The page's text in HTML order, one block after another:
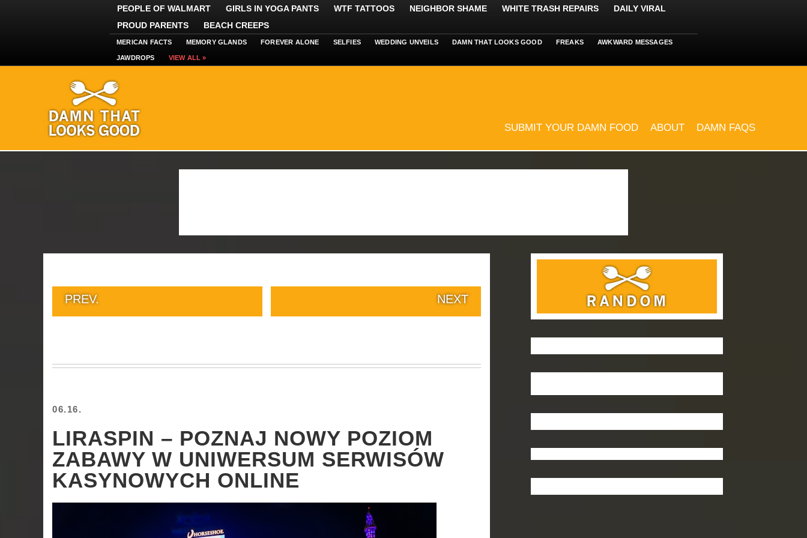
PEOPLE OF WALMART GIRLS IN YOGA PANTS WTF TATTOOS NEIGHBOR SHAME WHITE TRASH REPAIRS
DAILY VIRAL
PROUD PARENTS
BEACH CREEPS
MERICAN FACTS MEMORY GLANDS FOREVER ALONE SELFIES WEDDING UNVEILS DAMN THAT LOOKS GOOD FREAKS AWKWARD MESSAGES
JAWDROPS VIEW ALL »
SUBMIT YOUR DAMN FOOD ABOUT DAMN FAQS
PREV. NEXT
06.16.
LIRASPIN – POZNAJ NOWY POZIOM
ZABAWY W UNIWERSUM SERWISÓW
KASYNOWYCH ONLINE